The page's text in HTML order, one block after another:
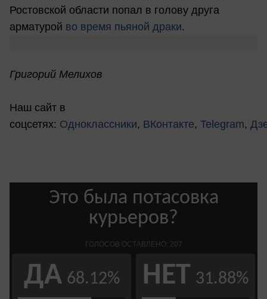
Ростовской области попал в голову друга
арматурой во время пьяной драки.
Григорий Мелихов
Наш сайт в
соцсетях: Одноклассники, ВКонтакте, Telegram,